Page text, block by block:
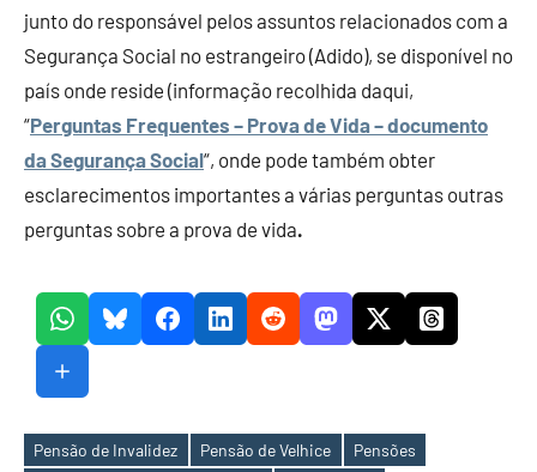
junto do responsável pelos assuntos relacionados com a
Segurança Social no estrangeiro (Adido), se disponível no
país onde reside (informação recolhida daqui,
“Perguntas Frequentes – Prova de Vida – documento
da Segurança Social“, onde pode também obter
esclarecimentos importantes a várias perguntas outras
perguntas sobre a prova de vida.
Pensão de Invalidez Pensão de Velhice
Pensões